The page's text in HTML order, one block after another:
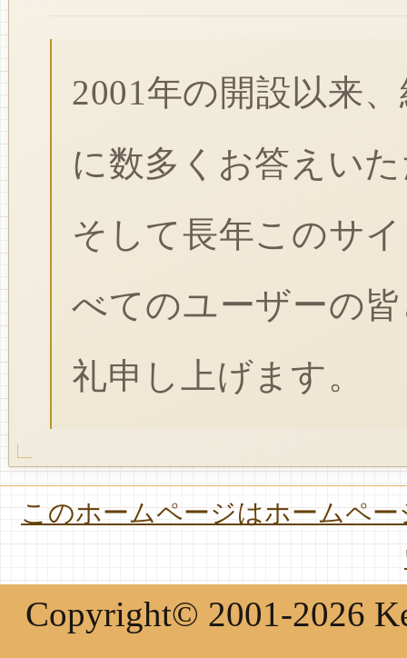
2001年の開設以来
に数多くお答えい
そして長年このサ
べてのユーザーの
礼申し上げます。
このホームページはホームペ
Copyright© 2001-2026